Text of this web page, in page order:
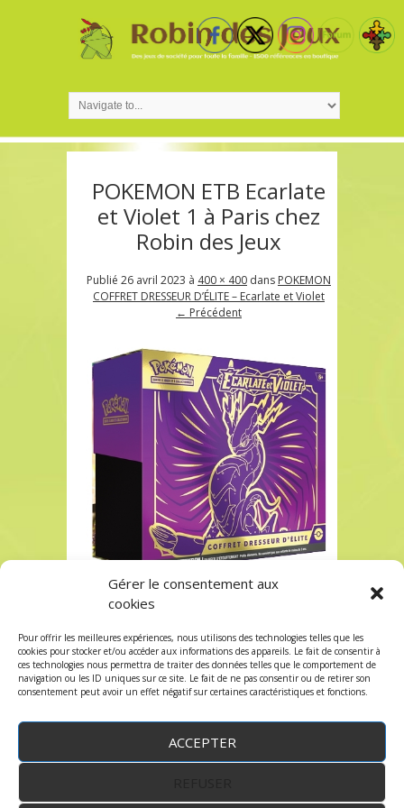
Gérer le consentement aux
cookies
Pour offrir les meilleures expériences, nous utilisons des technologies telles que les
cookies pour stocker et/ou accéder aux informations des appareils. Le fait de consentir à
ces technologies nous permettra de traiter des données telles que le comportement de
navigation ou les ID uniques sur ce site. Le fait de ne pas consentir ou de retirer son
consentement peut avoir un effet négatif sur certaines caractéristiques et fonctions.
ACCEPTER
POKEMON ETB Ecarlate
et Violet 1 à Paris chez
Robin des Jeux
Publié 26 avril 2023 à 400 × 400dans POKEMON
COFFRET DRESSEUR D’ÉLITE – Ecarlate et Violet
← Précédent
POKEMON ETB Ecarlate et Violet 1 à Paris chez
Les commentaires et les trackbacks sont
fermés.
Copyright © 2023 robindesjeux.com -Mentions